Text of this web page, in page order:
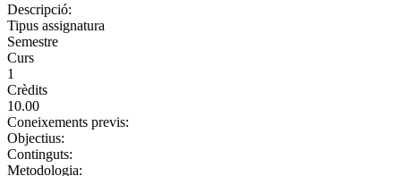
Descripció:
Tipus assignatura
Semestre
Curs
1
Crèdits
10.00
Coneixements previs:
Objectius:
Continguts:
Metodologia: